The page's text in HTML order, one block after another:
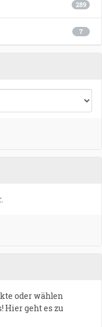
289
7
oder wählen
Hier geht es zu